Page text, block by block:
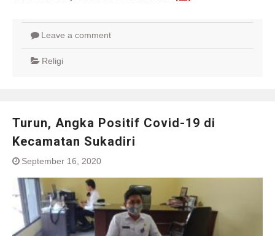
Leave a comment
Religi
Turun, Angka Positif Covid-19 di
Kecamatan Sukadiri
September 16, 2020